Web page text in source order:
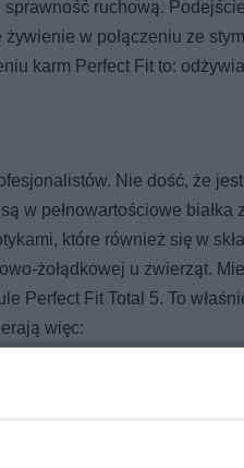
sprawność ruchową.
w połączeniu ze
karm Perfect Fit to:
Nie dość, że
w pełnowartościowe białka
które również się w
żołądkowej u zwierząt.
Perfect Fit Total 5. To
więc: